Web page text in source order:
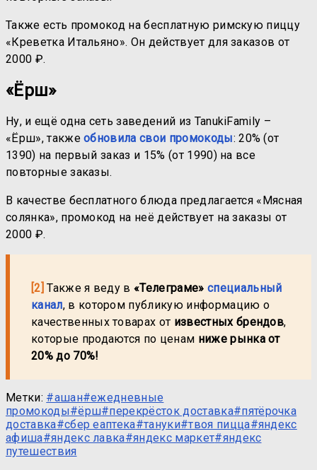
Также есть промокод на бесплатную римскую пиццу
«Креветка Итальяно». Он действует для заказов от
2000 ₽.
«Ёрш»
Ну, и ещё одна сеть заведений из TanukiFamily –
«Ёрш», такжеобновила свои промокоды: 20% (от
1390) на первый заказ и 15% (от 1990) на все
повторные заказы.
В качестве бесплатного блюда предлагается «Мясная
солянка», промокод на неё действует на заказы от
2000 ₽.
[2] Также я веду в«Телеграме» специальный
канал, в котором публикую информацию о
качественных товарах от известных брендов,
которые продаются по ценам ниже рынка от
20% до 70%!
Метки: #ашан#ежедневные
промокоды#ёрш#перекрёсток доставка#пятёрочка
доставка#сбер еаптека#тануки#твоя пицца#яндекс
афиша#яндекс лавка#яндекс маркет#яндекс
путешествия